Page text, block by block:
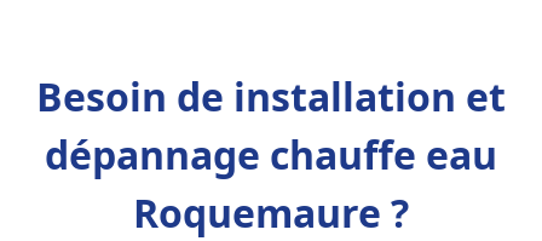
Besoin de installation et
dépannage chauffe eau
Roquemaure ?